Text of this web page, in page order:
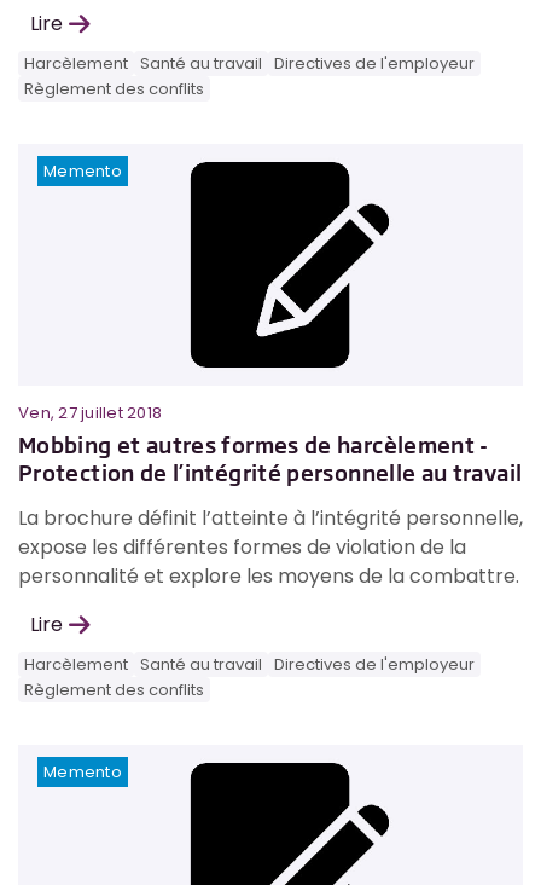
Lire
Harcèlement Santé au travail Directives de l'employeur
Règlement des conflits
Memento
Ven, 27 juillet 2018
Mobbing et autres formes de harcèlement -
Protection de l’intégrité personnelle au travail
La brochure définit l’atteinte à l’intégrité personnelle,
expose les différentes formes de violation de la
personnalité et explore les moyens de la combattre.
Lire
Harcèlement Santé au travail Directives de l'employeur
Règlement des conflits
Memento